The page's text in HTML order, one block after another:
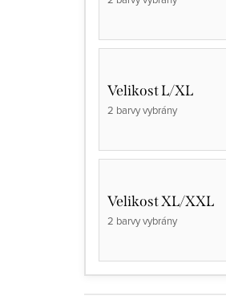
Velikost L/XL
2 barvy vybrány
Velikost XL/XXL
2 barvy vybrány